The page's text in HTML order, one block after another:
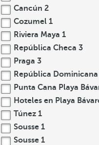
Cancún 2
Cozumel 1
Riviera Maya 1
República Checa 3
Praga 3
República Dominicana
Punta Cana Playa
Hoteles en Playa
Túnez 1
Sousse 1
Sousse 1